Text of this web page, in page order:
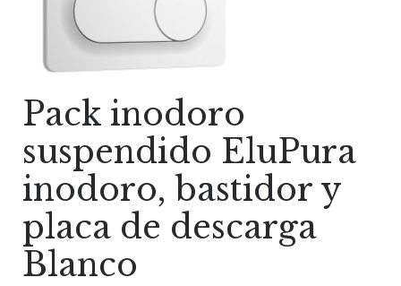
Pack inodoro
suspendido EluPura
inodoro, bastidor y
placa de descarga
Blanco